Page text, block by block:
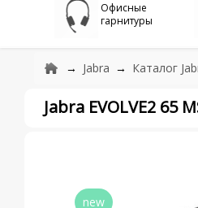
Офисные
гарнитуры
Jabra Каталог
Jabra EVOLVE2 65